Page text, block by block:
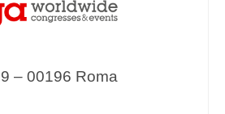
– 00196 Roma